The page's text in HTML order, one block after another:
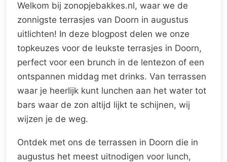
Welkom bij zonopjebakkes.nl, waar we de
zonnigste terrasjes van Doorn in augustus
uitlichten! In deze blogpost delen we onze
topkeuzes voor de leukste terrasjes in Doorn,
perfect voor een brunch in de lentezon of een
ontspannen middag met drinks. Van terrassen
waar je heerlijk kunt lunchen aan het water tot
bars waar de zon altijd lijkt te schijnen, wij
wijzen je de weg.
Ontdek met ons de terrassen in Doorn die in
augustus het meest uitnodigen voor lunch,